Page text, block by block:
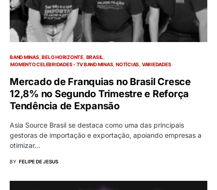
BAND MINAS BELO HORIZONTE BRASIL
MOMENTO CELEBRIDADES - TV BAND MINAS NOTÍCIAS VARIEDADES
Mercado de Franquias no Brasil Cresce
12,8% no Segundo Trimestre e Reforça
Tendência de Expansão
Asia Source Brasil se destaca como uma das principais
gestoras de importação e exportação, apoiando empresas a
otimizar…
BY FELIPE DE JESUS